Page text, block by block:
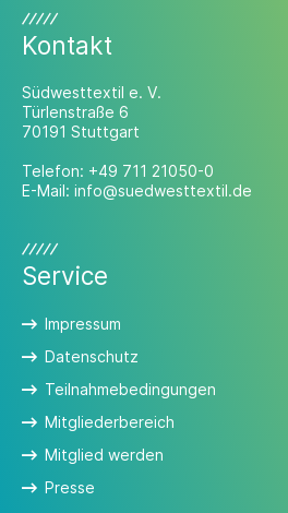
Kontakt
Südwesttextil e. V.
Türlenstraße 6
70191 Stuttgart
Telefon: +49 711 21050-0
E-Mail: info@suedwesttextil.de
Service
Impressum
Datenschutz
Teilnahmebedingungen
Mitgliederbereich
Mitglied werden
Presse